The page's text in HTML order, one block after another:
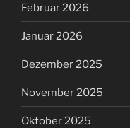
Februar 2026
Januar 2026
Dezember 2025
November 2025
Oktober 2025